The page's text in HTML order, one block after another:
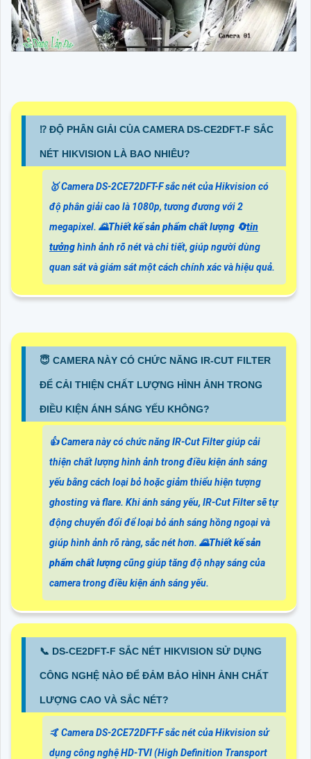
⁉️ ĐỘ PHÂN GIẢI CỦA CAMERA DS-CE2DFT-F SẮC
NÉT HIKVISION LÀ BAO NHIÊU?
🥇 Camera DS-2CE72DFT-F sắc nét của Hikvision có
độ phân giải cao là 1080p, tương đương với 2
megapixel. 🌄Thiết kế sản phẩm chất lượng 🔄tin
tưởnghình ảnh rõ nét và chi tiết, giúp người dùng
quan sát và giám sát một cách chính xác và hiệu quả.
😇 CAMERA NÀY CÓ CHỨC NĂNG IR-CUT FILTER
ĐỂ CẢI THIỆN CHẤT LƯỢNG HÌNH ẢNH TRONG
ĐIỀU KIỆN ÁNH SÁNG YẾU KHÔNG?
👍 Camera này có chức năng IR-Cut Filter giúp cải
thiện chất lượng hình ảnh trong điều kiện ánh sáng
yếu bằng cách loại bỏ hoặc giảm thiểu hiện tượng
ghosting và flare. Khi ánh sáng yếu, IR-Cut Filter sẽ tự
động chuyển đổi để loại bỏ ánh sáng hồng ngoại và
giúp hình ảnh rõ ràng, sắc nét hơn. 🌄Thiết kế sản
phẩm chất lượngcũng giúp tăng độ nhạy sáng của
camera trong điều kiện ánh sáng yếu.
📞 DS-CE2DFT-F SẮC NÉT HIKVISION SỬ DỤNG
CÔNG NGHỆ NÀO ĐỂ ĐẢM BẢO HÌNH ẢNH CHẤT
LƯỢNG CAO VÀ SẮC NÉT?
🤙 Camera DS-2CE72DFT-F sắc nét của Hikvision sử
dụng công nghệ HD-TVI (High Definition Transport